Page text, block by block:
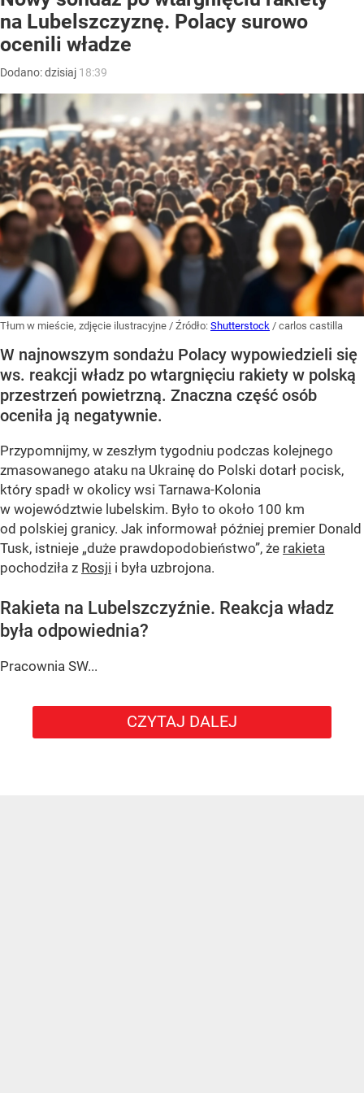
na Lubelszczyznę. Polacy surowo
ocenili władze
Dodano:dzisiaj 18:39
Tłum w mieście, zdjęcie ilustracyjne / Źródło: Shutterstock / carlos castilla
W najnowszym sondażu Polacy wypowiedzieli się
ws. reakcji władz po wtargnięciu rakiety w polską
przestrzeń powietrzną. Znaczna część osób
oceniła ją negatywnie.
Przypomnijmy, w zeszłym tygodniu podczas kolejnego
zmasowanego ataku na Ukrainę do Polski dotarł pocisk,
który spadł w okolicy wsi Tarnawa-Kolonia
w województwie lubelskim. Było to około 100 km
od polskiej granicy. Jak informował później premier Donald
Tusk, istnieje „duże prawdopodobieństwo”, że rakieta
pochodziła z Rosji i była uzbrojona.
Rakieta na Lubelszczyźnie. Reakcja władz
była odpowiednia?
Pracownia SW...
CZYTAJ DALEJ